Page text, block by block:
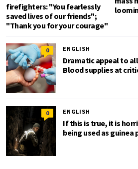
firefighters: "You fearlessly
saved lives of our friends";
"Thank you for your courage"
0 ENGLISH
Dramatic appeal to
Blood supplies at
0 ENGLISH
If this is true, it is
being used as guinea